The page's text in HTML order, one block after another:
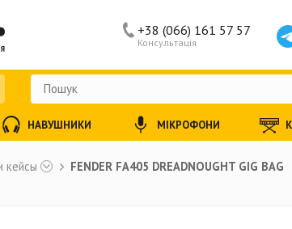
кейсы FENDER FA405 DREADNOUGHT GIG BAG
Консультація
+38 (066) 161 57 57
НАВУШНИКИ МІКРОФОНИ